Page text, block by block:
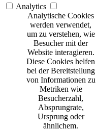
Analytics
Analytische Cookies
werden verwendet,
um zu verstehen, wie
Besucher mit der
Website interagieren.
Diese Cookies helfen
bei der Bereitstellung
von Informationen zu
Metriken wie
Besucherzahl,
Absprungrate,
Ursprung oder
ähnlichem.